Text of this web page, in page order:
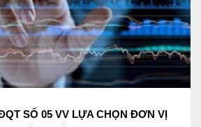
SỐ 05 VV LỰA CHỌN ĐƠN VỊ